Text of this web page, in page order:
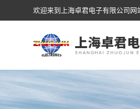
欢迎来到上海卓君电子有限公司网